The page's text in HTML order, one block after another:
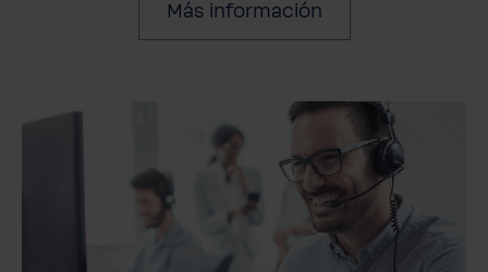
Más información